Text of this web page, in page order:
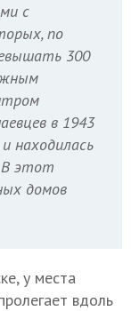
с
по
300
в 1943
находилась
В этот
домов
у места
вдоль